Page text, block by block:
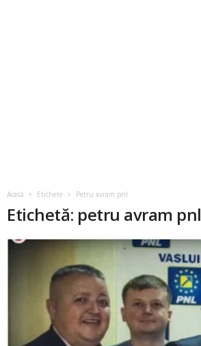
Acasă Etichete Petru avram pnl
Etichetă: petru avram pnl